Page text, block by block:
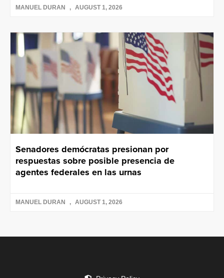
MANUEL DURAN AUGUST 1, 2026
Senadores demócratas presionan por
respuestas sobre posible presencia de
agentes federales en las urnas
MANUEL DURAN AUGUST 1, 2026